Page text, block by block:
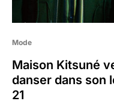
Mode
Maison Kitsuné
danser dans son
21